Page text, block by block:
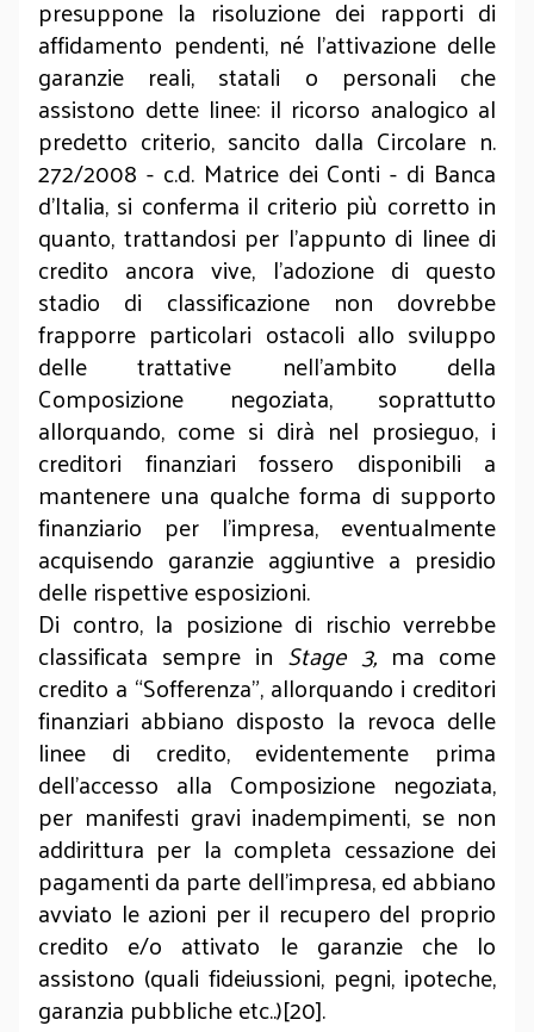
presuppone la risoluzione dei rapporti di
affidamento pendenti, né l’attivazione delle
garanzie reali, statali o personali che
assistono dette linee: il ricorso analogico al
predetto criterio, sancito dalla Circolare n.
272/2008 - c.d. Matrice dei Conti - di Banca
d’Italia, si conferma il criterio più corretto in
quanto, trattandosi per l’appunto di linee di
credito ancora vive, l’adozione di questo
stadio di classificazione non dovrebbe
frapporre particolari ostacoli allo sviluppo
delle trattative nell’ambito della
Composizione negoziata, soprattutto
allorquando, come si dirà nel prosieguo, i
creditori finanziari fossero disponibili a
mantenere una qualche forma di supporto
finanziario per l’impresa, eventualmente
acquisendo garanzie aggiuntive a presidio
delle rispettive esposizioni.
Di contro, la posizione di rischio verrebbe
classificata sempre in Stage 3, ma come
credito a “Sofferenza”, allorquando i creditori
finanziari abbiano disposto la revoca delle
linee di credito, evidentemente prima
dell’accesso alla Composizione negoziata,
per manifesti gravi inadempimenti, se non
addirittura per la completa cessazione dei
pagamenti da parte dell’impresa, ed abbiano
avviato le azioni per il recupero del proprio
credito e/o attivato le garanzie che lo
assistono (quali fideiussioni, pegni, ipoteche,
garanzia pubbliche etc..)[20].